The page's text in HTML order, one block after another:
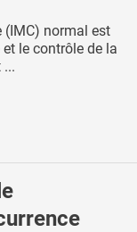
(IMC) normal est
le contrôle de la
...